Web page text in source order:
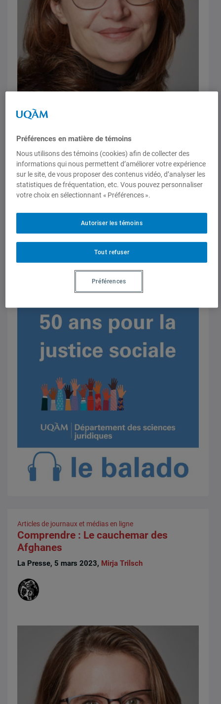
Balado
S’engager pour la justice avec les
cliniques juridiques du DSJ
16 septembre 2024,Mirja Trilsch
Articles de journaux et médias en ligne
Comprendre : Le cauchemar des
Afghanes
La Presse, 5 mars 2023, Mirja Trilsch
Préférences en matière de témoins
Nous utilisons des témoins (cookies) afin de collecter des
informations qui nous permettent d’améliorer votre expérience
sur le site, de vous proposer des contenus vidéo, d’analyser les
statistiques de fréquentation, etc. Vous pouvez personnaliser
votre choix en sélectionnant « Préférences ».
Tout refuser
Autoriser les témoins
Préférences